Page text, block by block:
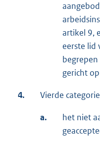
artikel 9,
eerste lid
begrepen
gericht
4. Vierde
a.
het niet